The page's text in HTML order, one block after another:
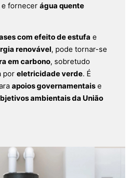
fornecer água quente
com efeito de estufa e
renovável, pode tornar-se
em carbono, sobretudo
por eletricidade verde. É
apoios governamentais e
ambientais da União